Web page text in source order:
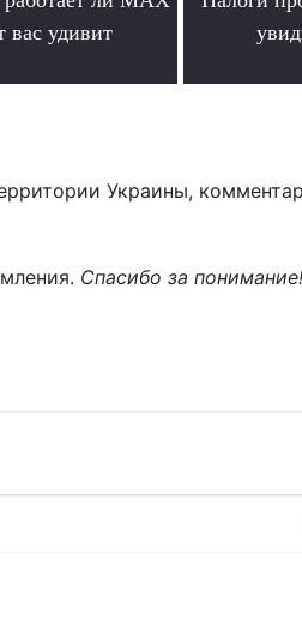
вас удивит
Украины,
Спасибо за понимание!